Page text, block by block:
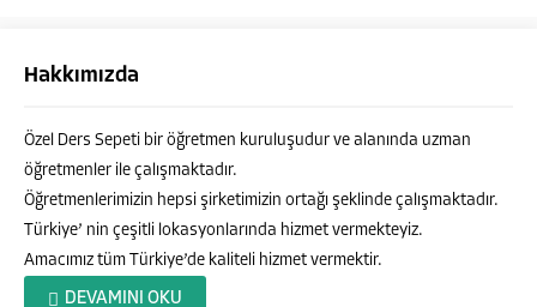
Hakkımızda
Özel Ders Sepeti bir öğretmen kuruluşudur ve alanında uzman
öğretmenler ile çalışmaktadır.
Öğretmenlerimizin hepsi şirketimizin ortağı şeklinde çalışmaktadır.
Türkiye’ nin çeşitli lokasyonlarında hizmet vermekteyiz.
Amacımız tüm Türkiye’de kaliteli hizmet vermektir.
DEVAMINI OKU
Özel Ders Sepeti